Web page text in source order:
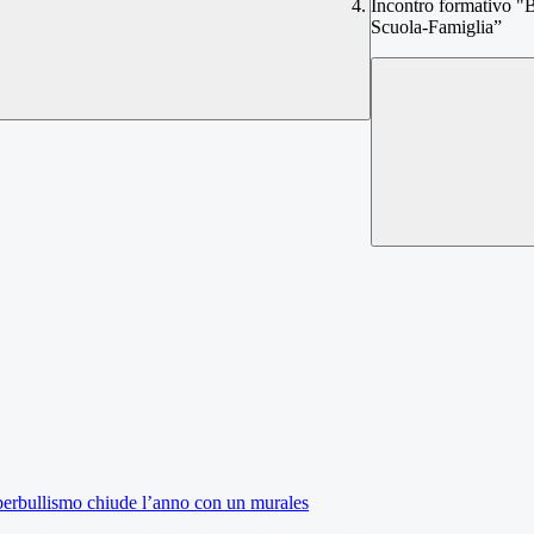
Incontro formativo
Scuola-Famiglia”
chiude l’anno con un murales